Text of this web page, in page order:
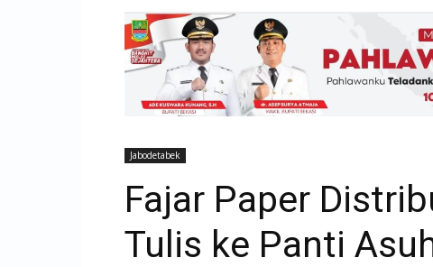
Jabodetabek
Fajar Paper
Tulis ke Panti